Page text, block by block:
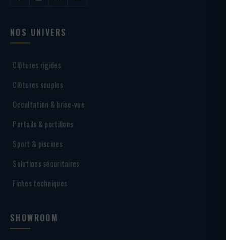
NOS UNIVERS
Clôtures rigides
Clôtures souples
Occultation & brise-vue
Portails & portillons
Sport & piscines
Solutions sécuritaires
Fiches techniques
SHOWROOM